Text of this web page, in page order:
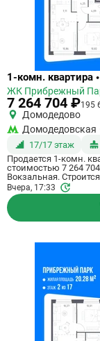
Ссылка
квартиру
1-комн. квартира
ЖК Прибрежный
7 264 704 ₽195
Домодедово
Домодедовская
17/17 этаж
Продается 1-комн.
стоимостью 7 264
Вокзальная.
сдается в 4 квартале
машине от станции
квартиры - 37.13 кв.
801187, скажите его
Вчера, 17:33